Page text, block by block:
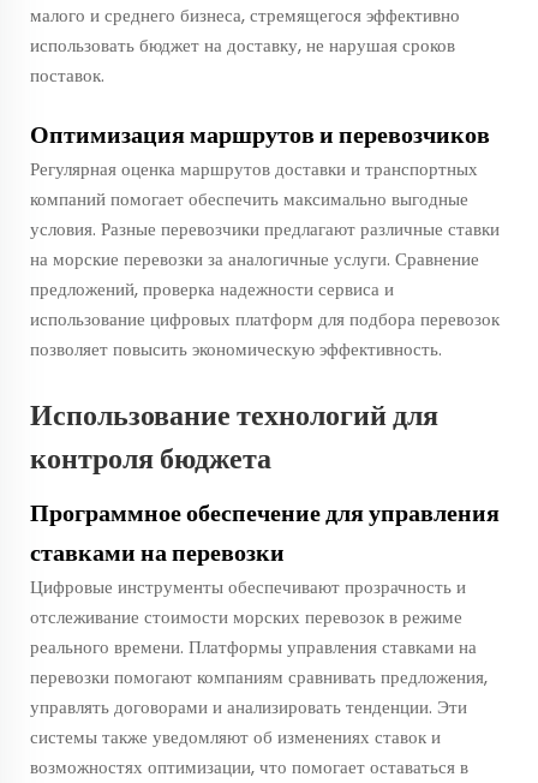
малого и среднего бизнеса, стремящегося эффективно
использовать бюджет на доставку, не нарушая сроков
поставок.
Оптимизация маршрутов и перевозчиков
Регулярная оценка маршрутов доставки и транспортных
компаний помогает обеспечить максимально выгодные
условия. Разные перевозчики предлагают различные ставки
на морские перевозки за аналогичные услуги. Сравнение
предложений, проверка надежности сервиса и
использование цифровых платформ для подбора перевозок
позволяет повысить экономическую эффективность.
Использование технологий для
контроля бюджета
Программное обеспечение для управления
ставками на перевозки
Цифровые инструменты обеспечивают прозрачность и
отслеживание стоимости морских перевозок в режиме
реального времени. Платформы управления ставками на
перевозки помогают компаниям сравнивать предложения,
управлять договорами и анализировать тенденции. Эти
системы также уведомляют об изменениях ставок и
возможностях оптимизации, что помогает оставаться в